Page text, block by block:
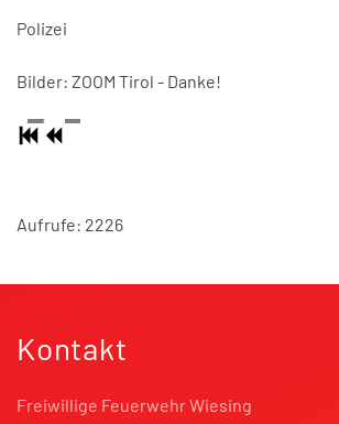
Polizei
Bilder: ZOOM Tirol - Danke!
Aufrufe: 2226
Kontakt
Freiwillige Feuerwehr Wiesing